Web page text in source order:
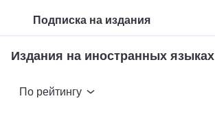
Подписка на издания
Издания на иностранных языках
По рейтингу